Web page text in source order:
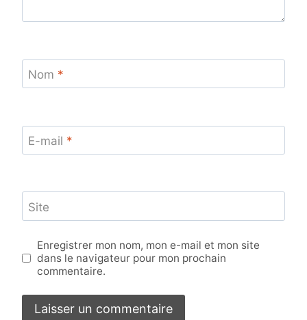
Nom *
E-mail *
Site
Enregistrer mon nom, mon e-mail et mon site
dans le navigateur pour mon prochain
commentaire.